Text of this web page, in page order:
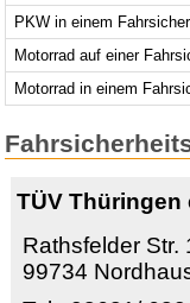
PKW in einem
Motorrad auf einer
Motorrad in einem
TÜV Thüringen
Rathsfelder Str.
99734